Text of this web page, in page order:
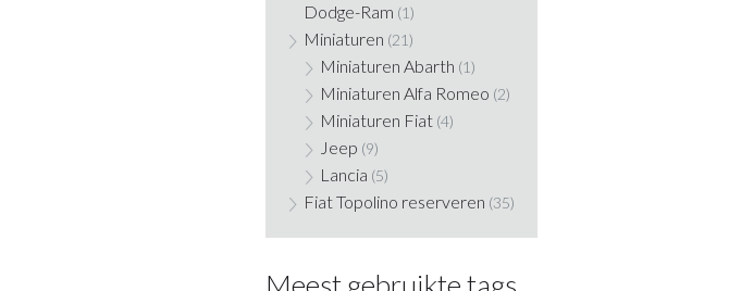
Dodge-Ram (1)
Miniaturen (21)
Miniaturen Abarth (1)
Miniaturen Alfa Romeo (2)
Miniaturen Fiat (4)
Jeep (9)
Lancia (5)
Fiat Topolino reserveren (35)